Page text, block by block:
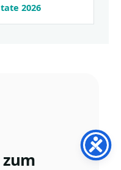
2026